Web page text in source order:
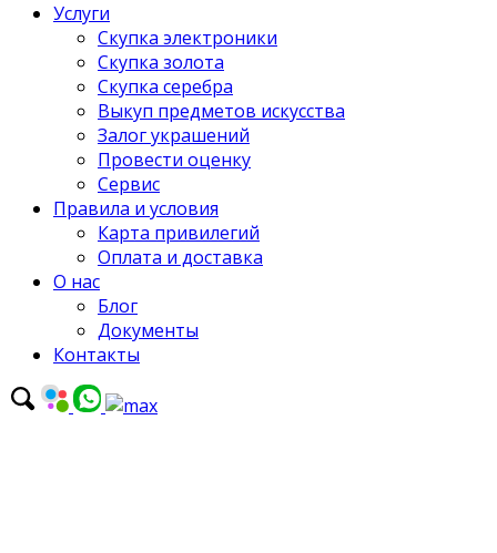
Услуги
Скупка электроники
Скупка золота
Скупка серебра
Выкуп предметов искусства
Залог украшений
Провести оценку
Сервис
Правила и условия
Карта привилегий
Оплата и доставка
О нас
Блог
Документы
Контакты